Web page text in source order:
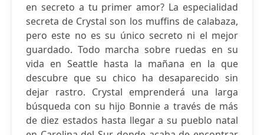
en secreto a tu primer amor? La especialidad
secreta de Crystal son los muffins de calabaza,
pero este no es su único secreto ni el mejor
guardado. Todo marcha sobre ruedas en su
vida en Seattle hasta la mañana en la que
descubre que su chico ha desaparecido sin
dejar rastro. Crystal emprenderá una larga
búsqueda con su hijo Bonnie a través de más
de diez estados hasta llegar a su pueblo natal